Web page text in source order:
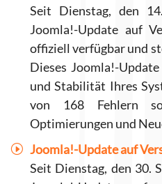
Seit Dienstag, den
Joomla!-Update auf
offiziell verfügbar und
Dieses Joomla!-
und Stabilität Ihres
von 168 Fehlern
Optimierungen und
Joomla!-Update auf
Seit Dienstag, den 30.